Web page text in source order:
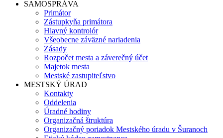
SAMOSPRÁVA
Primátor
Zástupkyňa primátora
Hlavný kontrolór
Všeobecne záväzné nariadenia
Zásady
Rozpočet mesta a záverečný účet
Majetok mesta
Mestské zastupiteľstvo
MESTSKÝ ÚRAD
Kontakty
Oddelenia
Úradné hodiny
Organizačná štruktúra
Organizačný poriadok Mestského úradu v Šuranoch